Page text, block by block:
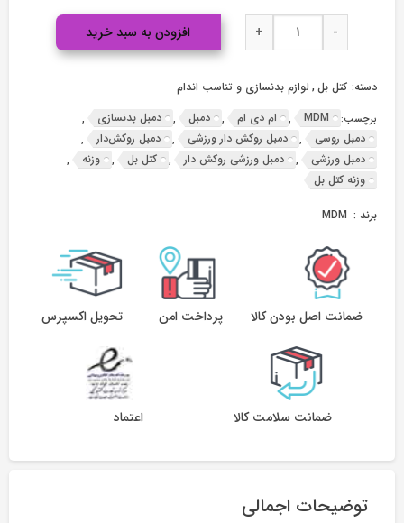
کیلویی
عدد
-
+ افزودن به سبد خرید
دسته: کتل بل , لوازم بدنسازی و تناسب اندام
برچسب: MDM
, ام دی ام , دمبل , دمبل بدنسازی ,
دمبل روسی , دمبل روکش دار ورزشی , دمبل روکش‌دار ,
دمبل ورزشی , دمبل ورزشی روکش دار , کتل بل , وزنه ,
وزنه کتل بل
برند : MDM
ضمانت اصل بودن کالا پرداخت امن تحویل اکسپرس
ضمانت سلامت کالا اعتماد
توضیحات اجمالی